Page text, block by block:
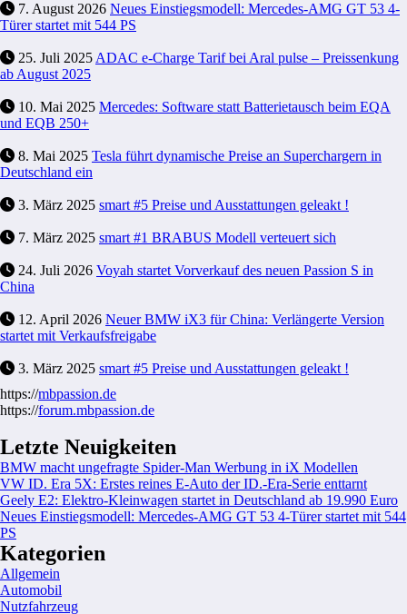
7. August 2026 Neues Einstiegsmodell: Mercedes-AMG GT 53 4-
Türer startet mit 544 PS
25. Juli 2025 ADAC e-Charge Tarif bei Aral pulse – Preissenkung
ab August 2025
10. Mai 2025 Mercedes: Software statt Batterietausch beim EQA
und EQB 250+
8. Mai 2025 Tesla führt dynamische Preise an Superchargern in
Deutschland ein
3. März 2025 smart #5 Preise und Ausstattungen geleakt !
7. März 2025 smart #1 BRABUS Modell verteuert sich
24. Juli 2026 Voyah startet Vorverkauf des neuen Passion S in
China
12. April 2026 Neuer BMW iX3 für China: Verlängerte Version
startet mit Verkaufsfreigabe
3. März 2025 smart #5 Preise und Ausstattungen geleakt !
https://mbpassion.de
https://forum.mbpassion.de
Letzte Neuigkeiten
BMW macht ungefragte Spider-Man Werbung in iX Modellen
VW ID. Era 5X: Erstes reines E-Auto der ID.-Era-Serie enttarnt
Geely E2: Elektro-Kleinwagen startet in Deutschland ab 19.990 Euro
Neues Einstiegsmodell: Mercedes-AMG GT 53 4-Türer startet mit 544
PS
Kategorien
Allgemein
Automobil
Nutzfahrzeug